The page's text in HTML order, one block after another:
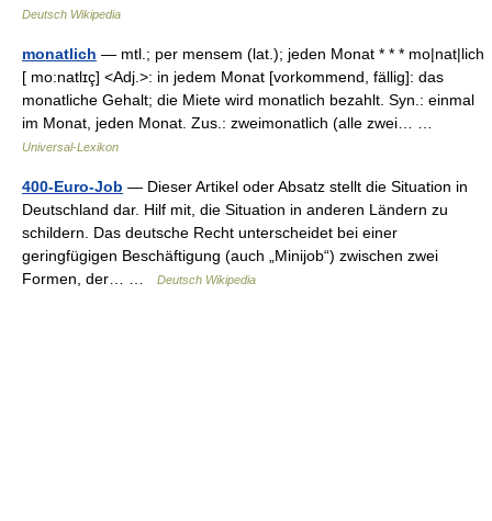
Deutsch Wikipedia
monatlich — mtl.; per mensem (lat.); jeden Monat * * * mo|nat|lich
[ mo:natlɪç] <Adj.>: in jedem Monat [vorkommend, fällig]: das
monatliche Gehalt; die Miete wird monatlich bezahlt. Syn.: einmal
im Monat, jeden Monat. Zus.: zweimonatlich (alle zwei… …
Universal-Lexikon
400-Euro-Job — Dieser Artikel oder Absatz stellt die Situation in
Deutschland dar. Hilf mit, die Situation in anderen Ländern zu
schildern. Das deutsche Recht unterscheidet bei einer
geringfügigen Beschäftigung (auch „Minijob“) zwischen zwei
Formen, der… …
Deutsch Wikipedia